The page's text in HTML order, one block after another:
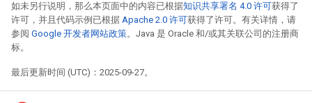
如未另行说明，那么本页面中的内容已根据知识共享署名 4.0 许可获得了
许可，并且代码示例已根据 Apache 2.0 许可获得了许可。有关详情，请
参阅 Google 开发者网站政策。Java 是 Oracle 和/或其关联公司的注册商
标。
最后更新时间 (UTC)：2025-09-27。